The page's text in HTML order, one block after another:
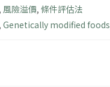
, 風險溢價, 條件評估法
, Genetically modified foods